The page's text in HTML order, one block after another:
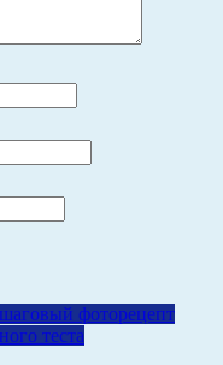
фоторецепт
теста